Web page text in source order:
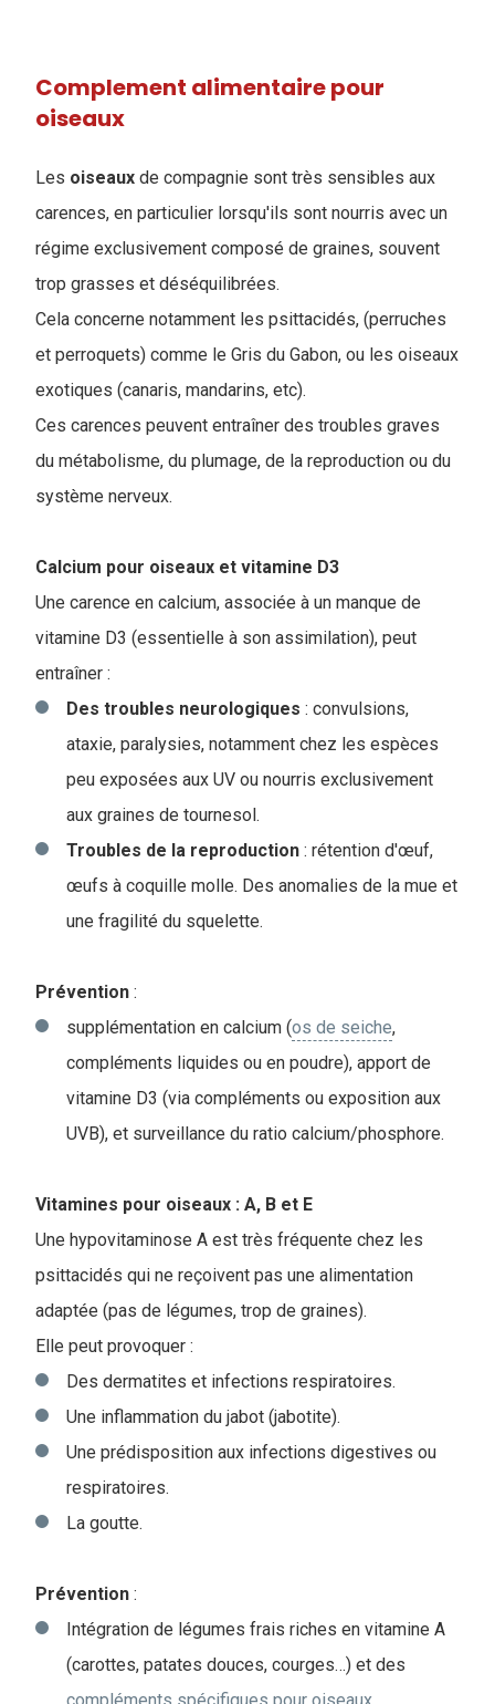
Complement alimentaire pour
oiseaux
Les oiseaux de compagnie sont très sensibles aux
carences, en particulier lorsqu'ils sont nourris avec un
régime exclusivement composé de graines, souvent
trop grasses et déséquilibrées.
Cela concerne notamment les psittacidés, (perruches
et perroquets) comme le Gris du Gabon, ou les oiseaux
exotiques (canaris, mandarins, etc).
Ces carences peuvent entraîner des troubles graves
du métabolisme, du plumage, de la reproduction ou du
système nerveux.
Calcium pour oiseaux et vitamine D3
Une carence en calcium, associée à un manque de
vitamine D3 (essentielle à son assimilation), peut
entraîner :
Des troubles neurologiques : convulsions,
ataxie, paralysies, notamment chez les espèces
peu exposées aux UV ou nourris exclusivement
aux graines de tournesol.
Troubles de la reproduction : rétention d'œuf,
œufs à coquille molle. Des anomalies de la mue et
une fragilité du squelette.
Prévention :
supplémentation en calcium (os de seiche,
compléments liquides ou en poudre), apport de
vitamine D3 (via compléments ou exposition aux
UVB), et surveillance du ratio calcium/phosphore.
Vitamines pour oiseaux : A, B et E
Une hypovitaminose A est très fréquente chez les
psittacidés qui ne reçoivent pas une alimentation
adaptée (pas de légumes, trop de graines).
Elle peut provoquer :
Des dermatites et infections respiratoires.
Une inflammation du jabot (jabotite).
Une prédisposition aux infections digestives ou
respiratoires.
La goutte.
Prévention :
Intégration de légumes frais riches en vitamine A
(carottes, patates douces, courges…) et des